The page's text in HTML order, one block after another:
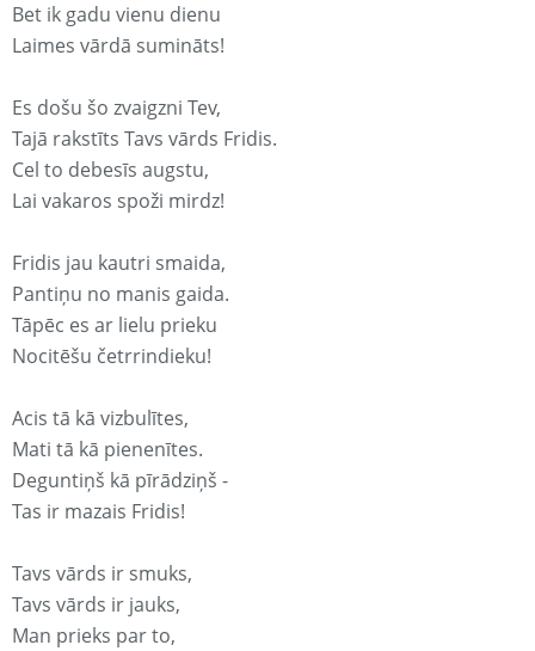
Bet ik gadu vienu dienu
Laimes vārdā sumināts!
Es došu šo zvaigzni Tev,
Tajā rakstīts Tavs vārds Fridis.
Cel to debesīs augstu,
Lai vakaros spoži mirdz!
Fridis jau kautri smaida,
Pantiņu no manis gaida.
Tāpēc es ar lielu prieku
Nocitēšu četrrindieku!
Acis tā kā vizbulītes,
Mati tā kā pienenītes.
Deguntiņš kā pīrādziņš -
Tas ir mazais Fridis!
Tavs vārds ir smuks,
Tavs vārds ir jauks,
Man prieks par to,